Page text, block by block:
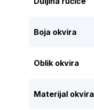
Boja okvira
Oblik okvira
Materijal okvira